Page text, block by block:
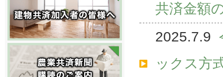
共済金額
2025.7.9
ックス方